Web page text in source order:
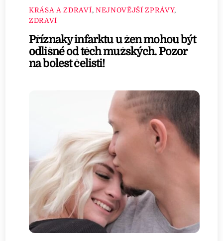
KRÁSA A ZDRAVÍ, NEJNOVĚJŠÍ ZPRÁVY,
ZDRAVÍ
Příznaky infarktu u žen mohou být
odlišné od těch mužských. Pozor
na bolest čelisti!